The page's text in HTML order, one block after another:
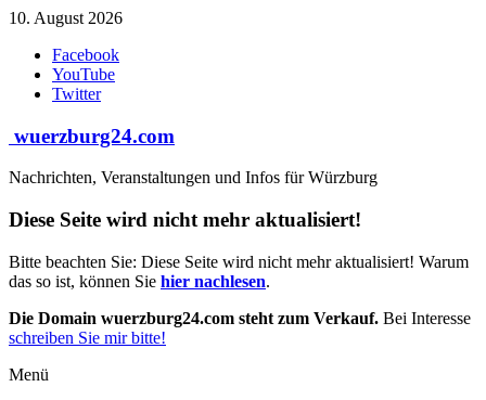
Zum
springen
10. August 2026
Facebook
YouTube
Twitter
wuerzburg24.com
Nachrichten, Veranstaltungen und Infos für Würzburg
Diese Seite wird nicht mehr aktualisiert!
Bitte beachten Sie: Diese Seite wird nicht mehr aktualisiert! Warum
das so ist, können Sie hier nachlesen.
Die Domain wuerzburg24.com steht zum Verkauf. Bei Interesse
schreiben Sie mir bitte!
Menü